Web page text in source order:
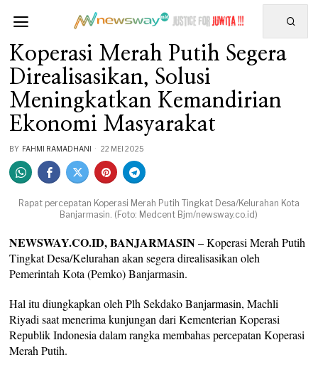
Koperasi Merah Putih Segera
Direalisasikan, Solusi
Meningkatkan Kemandirian
Ekonomi Masyarakat
BY FAHMI RAMADHANI 22 MEI 2025
Rapat percepatan Koperasi Merah Putih Tingkat Desa/Kelurahan Kota
Banjarmasin. (Foto: Medcent Bjm/newsway.co.id)
NEWSWAY.CO.ID, BANJARMASIN– Koperasi Merah Putih
Tingkat Desa/Kelurahan akan segera direalisasikan oleh
Pemerintah Kota (Pemko) Banjarmasin.
Hal itu diungkapkan oleh Plh Sekdako Banjarmasin, Machli
Riyadi saat menerima kunjungan dari Kementerian Koperasi
Republik Indonesia dalam rangka membahas percepatan Koperasi
Merah Putih.